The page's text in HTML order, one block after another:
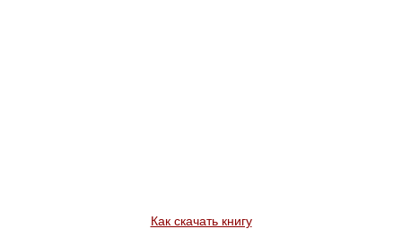
Как скачать книгу